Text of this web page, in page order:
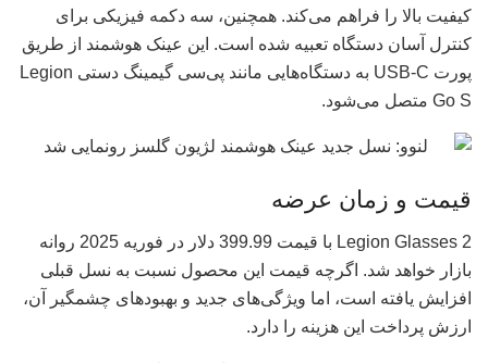
کیفیت بالا را فراهم می‌کند. همچنین، سه دکمه فیزیکی برای
کنترل آسان دستگاه تعبیه شده است. این عینک هوشمند از طریق
پورت USB-C به دستگاه‌هایی مانند پی‌سی گیمینگ دستی Legion
Go S متصل می‌شود.
قیمت و زمان عرضه
Legion Glasses 2 با قیمت 399.99 دلار در فوریه 2025 روانه
بازار خواهد شد. اگرچه قیمت این محصول نسبت به نسل قبلی
افزایش یافته است، اما ویژگی‌های جدید و بهبودهای چشمگیر آن،
ارزش پرداخت این هزینه را دارد.